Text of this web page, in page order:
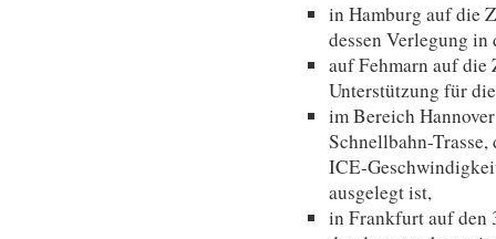
in Hamburg auf die
dessen Verlegung
auf Fehmarn auf die
Unterstützung für
im Bereich
Schnellbahn-
ICE-
ausgelegt ist,
in Frankfurt auf den